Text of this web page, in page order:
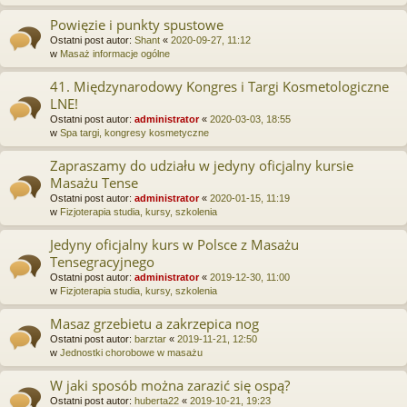
Powięzie i punkty spustowe
Ostatni post autor: Shant « 2020-09-27, 11:12
w Masaż informacje ogólne
41. Międzynarodowy Kongres i Targi Kosmetologiczne
LNE!
Ostatni post autor: administrator« 2020-03-03, 18:55
w Spa targi, kongresy kosmetyczne
Zapraszamy do udziału w jedyny oficjalny kursie
Masażu Tense
Ostatni post autor: administrator« 2020-01-15, 11:19
w Fizjoterapia studia, kursy, szkolenia
Jedyny oficjalny kurs w Polsce z Masażu
Tensegracyjnego
Ostatni post autor: administrator« 2019-12-30, 11:00
w Fizjoterapia studia, kursy, szkolenia
Masaz grzebietu a zakrzepica nog
Ostatni post autor: barztar « 2019-11-21, 12:50
w Jednostki chorobowe w masażu
W jaki sposób można zarazić się ospą?
Ostatni post autor: huberta22 « 2019-10-21, 19:23